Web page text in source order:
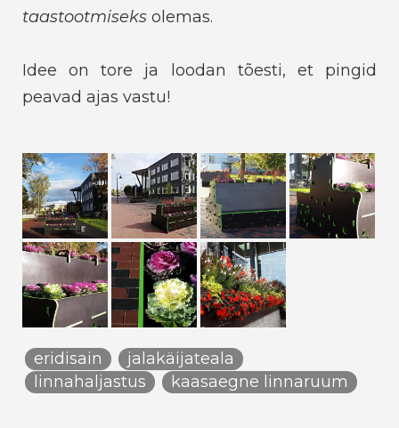
taastootmiseks olemas.
Idee on tore ja loodan tõesti, et pingid
peavad ajas vastu!
eridisain
jalakäijateala
linnahaljastus
kaasaegne linnaruum